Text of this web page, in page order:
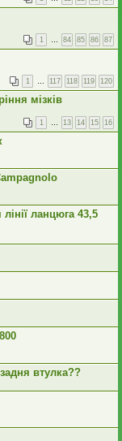
1 … 84 85 86 87
1 … 117 118 119 120
мізків
1 … 13 14 15 16
ланцюга 43,5
втулка??